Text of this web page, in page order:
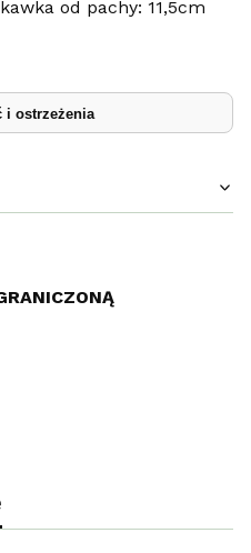
od pachy: 11,5cm
i ostrzeżenia